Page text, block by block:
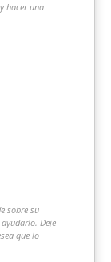
hacer una
sobre su
Deje
que lo